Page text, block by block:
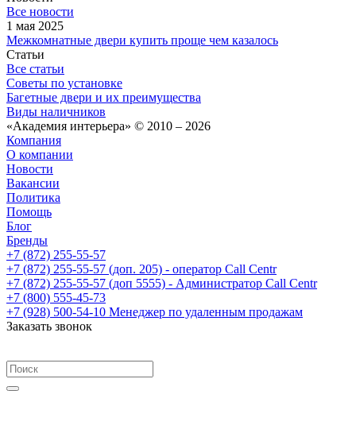
Все новости
1 мая 2025
Межкомнатные двери купить проще чем казалось
Статьи
Все статьи
Советы по установке
Багетные двери и их преимущества
Виды наличников
«Академия интерьера» © 2010 – 2026
Компания
О компании
Новости
Вакансии
Политика
Помощь
Блог
Бренды
+7 (872) 255-55-57
+7 (872) 255-55-57 (доп. 205) - оператор Call Centr
+7 (872) 255-55-57 (доп 5555) - Администратор Call Centr
+7 (800) 555-45-73
+7 (928) 500-54-10 Менеджер по удаленным продажам
Заказать звонок